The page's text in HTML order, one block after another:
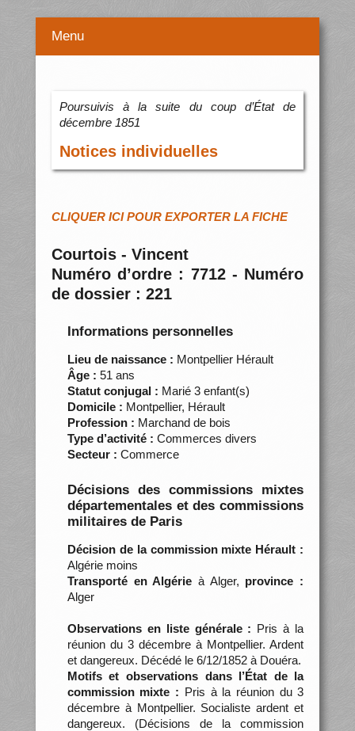
Menu
Poursuivis à la suite du coup d’État de
décembre 1851
Notices individuelles
CLIQUER ICI POUR EXPORTER LA FICHE
Courtois - Vincent
Numéro d’ordre : 7712 - Numéro
de dossier : 221
Informations personnelles
Lieu de naissance : Montpellier Hérault
Âge : 51 ans
Statut conjugal : Marié 3 enfant(s)
Domicile : Montpellier, Hérault
Profession : Marchand de bois
Type d’activité : Commerces divers
Secteur : Commerce
Décisions des commissions mixtes
départementales et des commissions
militaires de Paris
Décision de la commission mixte Hérault :
Algérie moins
Transporté en Algérie à Alger, province :
Alger
Observations en liste générale : Pris à la
réunion du 3 décembre à Montpellier. Ardent
et dangereux. Décédé le 6/12/1852 à Douéra.
Motifs et observations dans l’État de la
commission mixte : Pris à la réunion du 3
décembre à Montpellier. Socialiste ardent et
dangereux. (Décisions de la commission